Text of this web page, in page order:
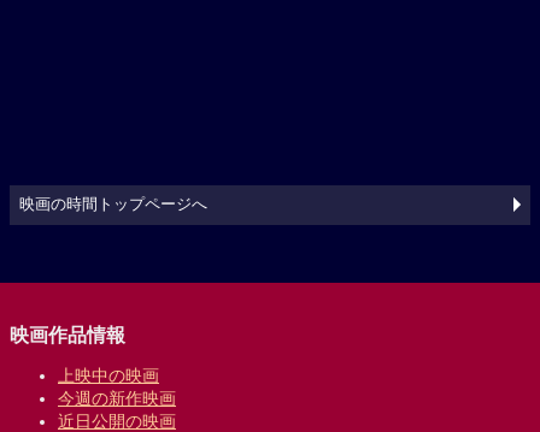
映画の時間トップページへ
映画作品情報
上映中の映画
今週の新作映画
近日公開の映画